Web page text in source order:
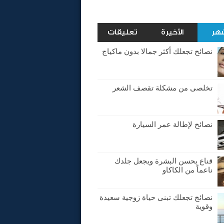
الأخيرة تعليقات
نصائح تجعلك أكثر جمالا بدون ماكياج
تخلصى من مشكلة تقصف الشعر
نصائح لإطالة عمر السيارة
قناع يحسن البشرة ويجعل جلدك
ناعماً من الكاكاو
نصائج تجعلك تبنى حياة زوجية سعيدة
وقوية